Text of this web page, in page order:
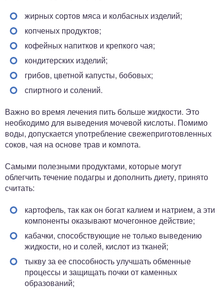
жирных сортов мяса и колбасных изделий;
копченых продуктов;
кофейных напитков и крепкого чая;
кондитерских изделий;
грибов, цветной капусты, бобовых;
спиртного и солений.
Важно во время лечения пить больше жидкости. Это
необходимо для выведения мочевой кислоты. Помимо
воды, допускается употребление свежеприготовленных
соков, чая на основе трав и компота.
Самыми полезными продуктами, которые могут
облегчить течение подагры и дополнить диету, принято
считать:
картофель, так как он богат калием и натрием, а эти
компоненты оказывают мочегонное действие;
кабачки, способствующие не только выведению
жидкости, но и солей, кислот из тканей;
тыкву за ее способность улучшать обменные
процессы и защищать почки от каменных
образований;